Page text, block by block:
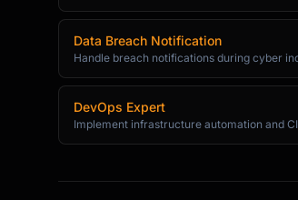
Data Breach Notification
Handle breach notifications during cyber
DevOps Expert
Implement infrastructure automation and